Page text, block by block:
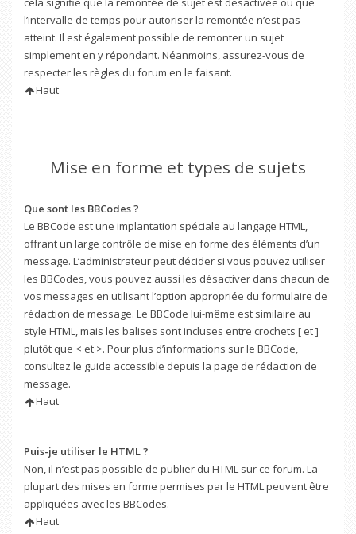
l’intervalle de temps pour autoriser la remontée n’est pas
atteint. Il est également possible de remonter un sujet
simplement en y répondant. Néanmoins, assurez-vous de
respecter les règles du forum en le faisant.
Haut
Mise en forme et types de sujets
Que sont les BBCodes ?
Le BBCode est une implantation spéciale au langage HTML,
offrant un large contrôle de mise en forme des éléments d’un
message. L’administrateur peut décider si vous pouvez utiliser
les BBCodes, vous pouvez aussi les désactiver dans chacun de
vos messages en utilisant l’option appropriée du formulaire de
rédaction de message. Le BBCode lui-même est similaire au
style HTML, mais les balises sont incluses entre crochets [ et ]
plutôt que < et >. Pour plus d’informations sur le BBCode,
consultez le guide accessible depuis la page de rédaction de
message.
Haut
Puis-je utiliser le HTML ?
Non, il n’est pas possible de publier du HTML sur ce forum. La
plupart des mises en forme permises par le HTML peuvent être
appliquées avec les BBCodes.
Haut